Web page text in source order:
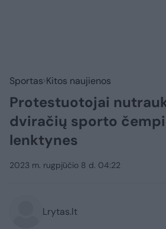
Sportas Kitos naujienos
Protestuotojai
dviračių sporto
lenktynes
2023 m. rugpjūčio 8 d. 04:22
Lrytas.lt